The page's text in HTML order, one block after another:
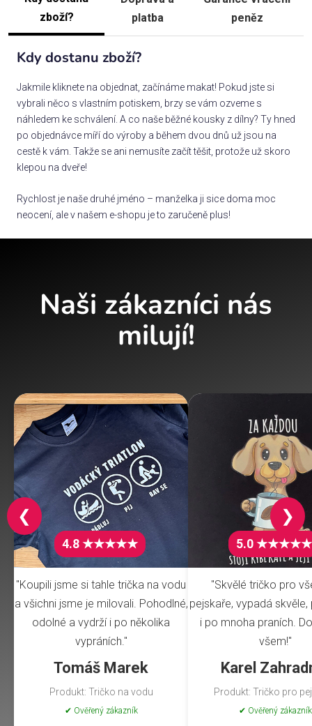
zboží?
platba
peněz
Kdy dostanu zboží?
Jakmile kliknete na objednat, začínáme makat! Pokud jste si
vybrali něco s vlastním potiskem, brzy se vám ozveme s
náhledem ke schválení. A co naše běžné kousky z dílny? Ty hned
po objednávce míří do výroby a během dvou dnů už jsou na
cestě k vám. Takže se ani nemusíte začít těšit, protože už skoro
klepou na dveře!
Rychlost je naše druhé jméno – manželka ji sice doma moc
neocení, ale v našem e-shopu je to zaručeně plus!
Naši zákazníci nás
milují!
4.8 ★★★★★
"Koupili jsme si tahle trička na vodu
a všichni jsme je milovali. Pohodlné,
odolné a vydrží i po několika
vypráních."
Tomáš Marek
Produkt: Tričko na vodu
✔ Ověřený zákazník
5.0 ★★★★★
"Skvělé tričko pro
pejskaře, vypadá
i po mnoha praních.
všem!"
Karel
Produkt: Tričko pro
✔ Ověřený zákazník
❮ ❯